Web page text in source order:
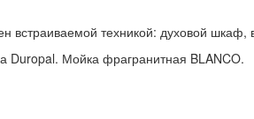
встраиваемой техникой: духовой
Duropal. Мойка фрагранитная BLANCO.